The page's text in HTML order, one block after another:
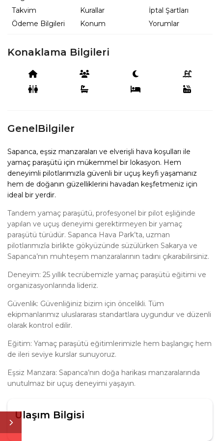
Takvim
Kurallar
İptal Şartları
Ödeme Bilgileri
Konum Yorumlar
Konaklama Bilgileri
GenelBilgiler
Sapanca, eşsiz manzaraları ve elverişli hava koşulları ile
yamaç paraşütü için mükemmel bir lokasyon. Hem
deneyimli pilotlarımızla güvenli bir uçuş keyfi yaşamanız
hem de doğanın güzelliklerini havadan keşfetmeniz için
ideal bir yerdir.
Tandem yamaç paraşütü, profesyonel bir pilot eşliğinde
yapılan ve uçuş deneyimi gerektirmeyen bir yamaç
paraşütü türüdür. Sapanca Hava Park’ta, uzman
pilotlarımızla birlikte gökyüzünde süzülürken Sakarya ve
Sapanca’nın muhteşem manzaralarının tadını çıkarabilirsiniz.
Deneyim: 25 yıllık tecrübemizle yamaç paraşütü eğitimi ve
organizasyonlarında lideriz.
Güvenlik: Güvenliğiniz bizim için öncelikli. Tüm
ekipmanlarımız uluslararası standartlara uygundur ve düzenli
olarak kontrol edilir.
Eğitim: Yamaç paraşütü eğitimlerimizle hem başlangıç hem
de ileri seviye kurslar sunuyoruz.
Eşsiz Manzara: Sapanca’nın doğa harikası manzaralarında
unutulmaz bir uçuş deneyimi yaşayın.
Ulaşım Bilgisi